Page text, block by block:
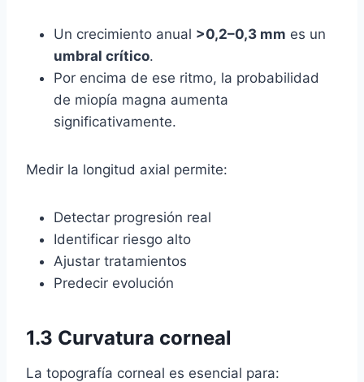
Un crecimiento anual >0,2–0,3 mm es un
umbral crítico.
Por encima de ese ritmo, la probabilidad
de miopía magna aumenta
significativamente.
Medir la longitud axial permite:
Detectar progresión real
Identificar riesgo alto
Ajustar tratamientos
Predecir evolución
1.3 Curvatura corneal
La topografía corneal es esencial para: